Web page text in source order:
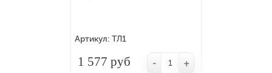
Артикул: ТЛ1
1 577 руб - +